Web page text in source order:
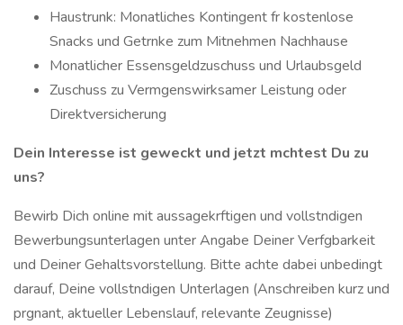
Haustrunk: Monatliches Kontingent fr kostenlose
Snacks und Getrnke zum Mitnehmen Nachhause
Monatlicher Essensgeldzuschuss und Urlaubsgeld
Zuschuss zu Vermgenswirksamer Leistung oder
Direktversicherung
Dein Interesse ist geweckt und jetzt mchtest Du zu
uns?
Bewirb Dich online mit aussagekrftigen und vollstndigen
Bewerbungsunterlagen unter Angabe Deiner Verfgbarkeit
und Deiner Gehaltsvorstellung. Bitte achte dabei unbedingt
darauf, Deine vollstndigen Unterlagen (Anschreiben kurz und
prgnant, aktueller Lebenslauf, relevante Zeugnisse)